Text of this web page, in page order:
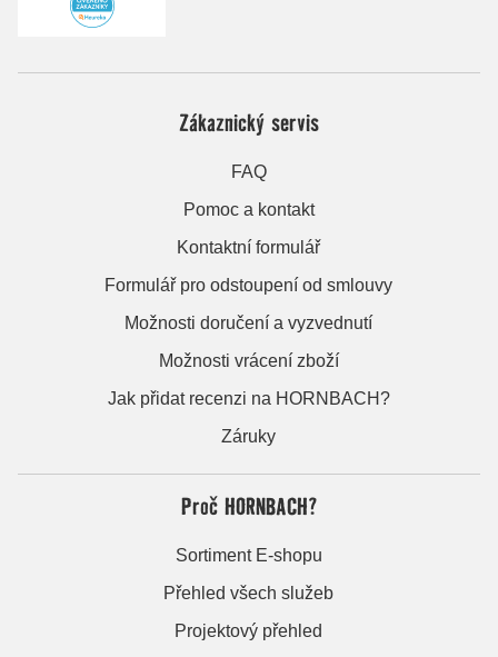
Zákaznický servis
FAQ
Pomoc a kontakt
Kontaktní formulář
Formulář pro odstoupení od smlouvy
Možnosti doručení a vyzvednutí
Možnosti vrácení zboží
Jak přidat recenzi na HORNBACH?
Záruky
Proč HORNBACH?
Sortiment E-shopu
Přehled všech služeb
Projektový přehled